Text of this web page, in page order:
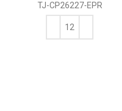
TJ-CP26227-EPR